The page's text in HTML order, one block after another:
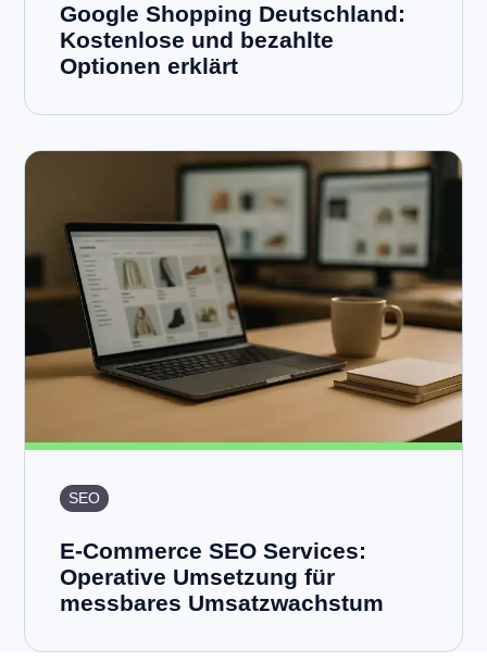
Google Shopping Deutschland:
Kostenlose und bezahlte
Optionen erklärt
SEO
E-Commerce SEO Services:
Operative Umsetzung für
messbares Umsatzwachstum